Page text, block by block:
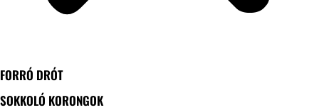
FORRÓ DRÓT
SOKKOLÓ KORONGOK